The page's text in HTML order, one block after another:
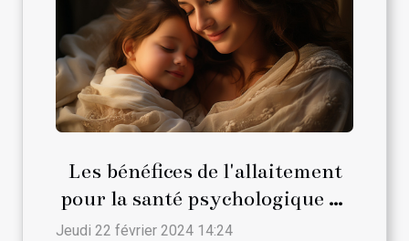
Les bénéfices de l'allaitement
pour la santé psychologique de
la maman
Jeudi 22 février 2024 14:24